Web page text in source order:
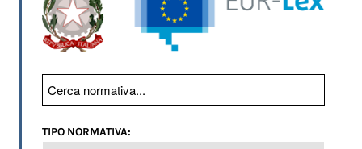
TIPO NORMATIVA: